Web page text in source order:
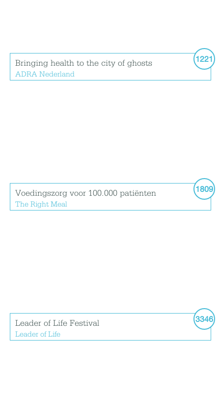
1221
Bringing health to the city of ghosts
ADRA Nederland
1809
Voedingszorg voor 100.000 patiënten
The Right Meal
3346
Leader of Life Festival
Leader of Life